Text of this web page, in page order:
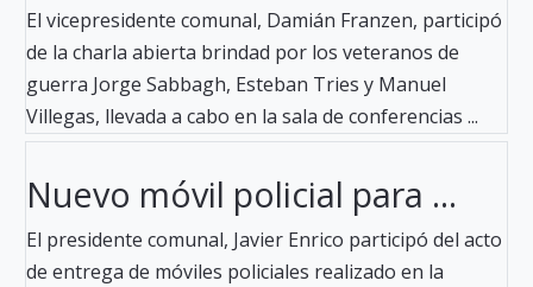
El vicepresidente comunal, Damián Franzen, participó
de la charla abierta brindad por los veteranos de
guerra Jorge Sabbagh, Esteban Tries y Manuel
Villegas, llevada a cabo en la sala de conferencias ...
Nuevo móvil policial para ...
El presidente comunal, Javier Enrico participó del acto
de entrega de móviles policiales realizado en la